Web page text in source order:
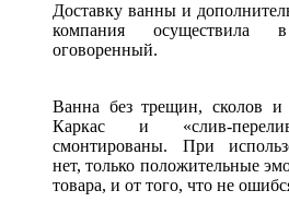
Доставку ванны и
компания осуществила
оговоренный.
Ванна без трещин, сколов
Каркас и «слив-
смонтированы. При
нет, только положительные
товара, и от того, что не